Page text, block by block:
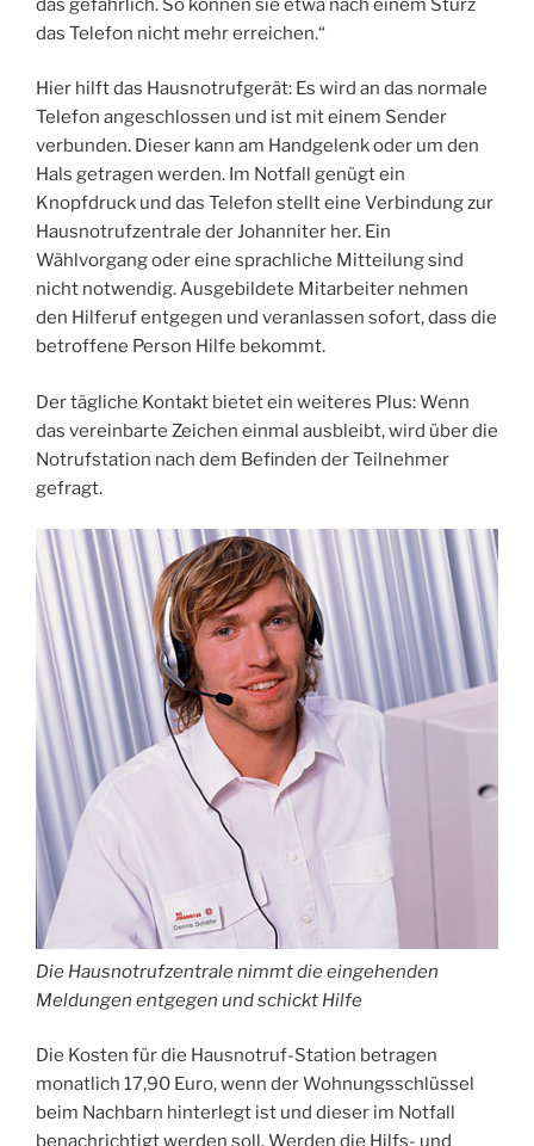
das gefährlich. So können sie etwa nach einem Sturz
das Telefon nicht mehr erreichen.“
Hier hilft das Hausnotrufgerät: Es wird an das normale
Telefon angeschlossen und ist mit einem Sender
verbunden. Dieser kann am Handgelenk oder um den
Hals getragen werden. Im Notfall genügt ein
Knopfdruck und das Telefon stellt eine Verbindung zur
Hausnotrufzentrale der Johanniter her. Ein
Wählvorgang oder eine sprachliche Mitteilung sind
nicht notwendig. Ausgebildete Mitarbeiter nehmen
den Hilferuf entgegen und veranlassen sofort, dass die
betroffene Person Hilfe bekommt.
Der tägliche Kontakt bietet ein weiteres Plus: Wenn
das vereinbarte Zeichen einmal ausbleibt, wird über die
Notrufstation nach dem Befinden der Teilnehmer
gefragt.
Die Hausnotrufzentrale nimmt die eingehenden
Meldungen entgegen und schickt Hilfe
Die Kosten für die Hausnotruf-Station betragen
monatlich 17,90 Euro, wenn der Wohnungsschlüssel
beim Nachbarn hinterlegt ist und dieser im Notfall
benachrichtigt werden soll. Werden die Hilfs- und